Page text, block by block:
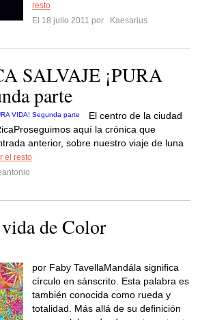
resto
El 18 julio 2011 por
Kaesarius
SALVAJE ¡PURA
parte
El centro de la ciudad
aquí la crónica que
anterior, sobre nuestro viaje de luna
el resto
de Color
por Faby TavellaMandála significa
círculo en sánscrito. Esta palabra es
también conocida como rueda y
totalidad. Más allá de su definición